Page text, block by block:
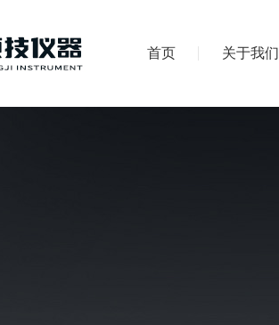
首页 关于我们